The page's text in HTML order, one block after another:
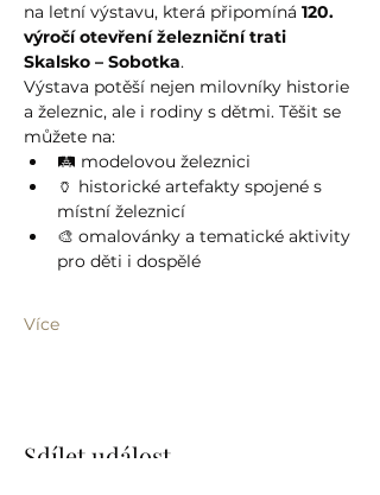
na letní výstavu, která připomíná 120.
výročí otevření železniční trati
Skalsko – Sobotka.
Výstava potěší nejen milovníky historie
a železnic, ale i rodiny s dětmi. Těšit se
můžete na:
🛤️ modelovou železnici
🏺 historické artefakty spojené s
místní železnicí
🎨 omalovánky a tematické aktivity
pro děti i dospělé
Více
Sdílet událost